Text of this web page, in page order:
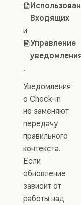
Входящих
и
Управление
.
Уведомления
о Check-in
не заменяют
передачу
правильного
контекста.
Если
обновление
зависит от
работы над